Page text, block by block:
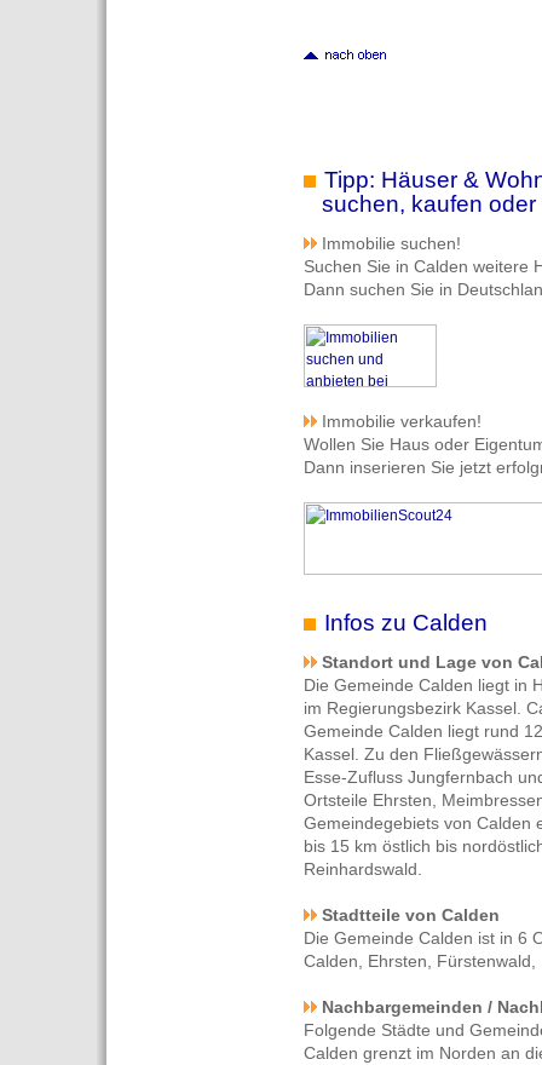
Tipp: Häuser &
suchen, kaufen oder
Immobilie suchen!
Suchen Sie in Calden weitere
Dann suchen Sie in
Immobilie verkaufen!
Wollen Sie Haus oder
Dann inserieren Sie jetzt
Infos zu Calden
Standort und Lage von
Die Gemeinde Calden liegt in
im Regierungsbezirk Kassel.
Gemeinde Calden liegt rund
Kassel. Zu den
Esse-Zufluss Jungfernbach
Ortsteile Ehrsten,
Gemeindegebiets von Calden
bis 15 km östlich bis
Reinhardswald.
Stadtteile von Calden
Die Gemeinde Calden ist in 6
Calden, Ehrsten,
Nachbargemeinden /
Folgende Städte und
Calden grenzt im Norden an